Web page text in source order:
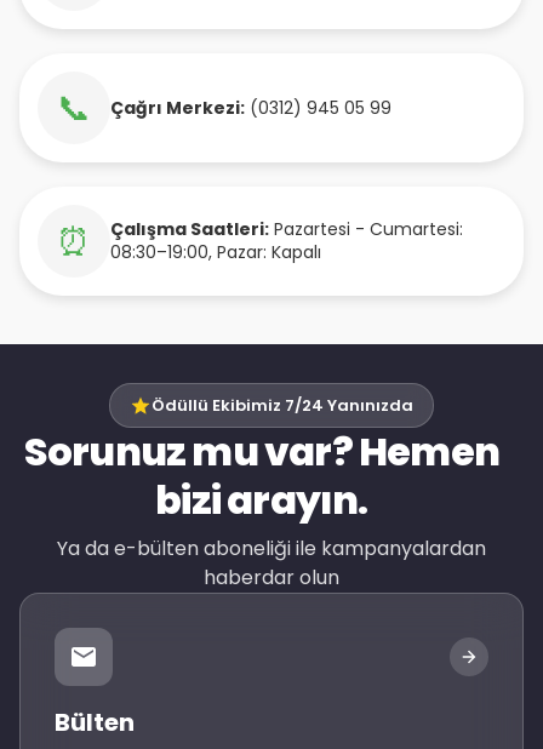
📞 Çağrı Merkezi: (0312) 945 05 99
⏰ Çalışma Saatleri: Pazartesi - Cumartesi:
08:30–19:00, Pazar: Kapalı
Ödüllü Ekibimiz 7/24 Yanınızda
Sorunuz mu var? Hemen
bizi arayın.
Ya da e-bülten aboneliği ile kampanyalardan
haberdar olun
Bülten